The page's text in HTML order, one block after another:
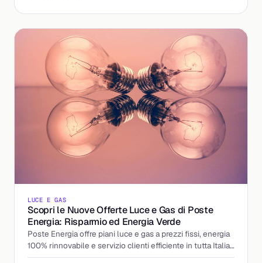
LUCE E GAS
Scopri le Nuove Offerte Luce e Gas di Poste
Energia: Risparmio ed Energia Verde
Poste Energia offre piani luce e gas a prezzi fissi, energia
100% rinnovabile e servizio clienti efficiente in tutta Italia.
Scopri di più ora!